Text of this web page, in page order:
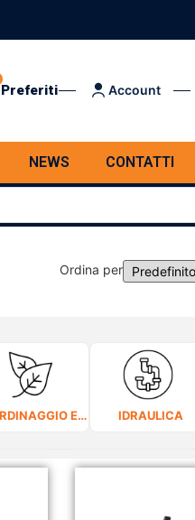
Preferiti Account
NEWS CONTATTI
Ordina per
Sort Products
GIARDINAGGIO E CURA DEL VERDE IDRAULICA